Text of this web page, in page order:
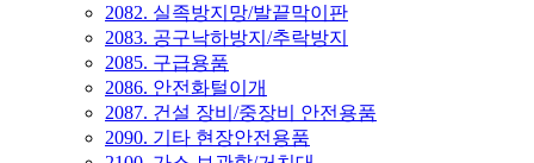
2082. 실족방지망/발끝막이판
2083. 공구낙하방지/추락방지
2085. 구급용품
2086. 안전화털이개
2087. 건설 장비/중장비 안전용품
2090. 기타 현장안전용품